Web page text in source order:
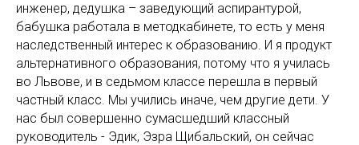
инженер, дедушка – заведующий аспирантурой,
бабушка работала в методкабинете, то есть у меня
наследственный интерес к образованию. И я продукт
альтернативного образования, потому что я училась
во Львове, и в седьмом классе перешла в первый
частный класс. Мы учились иначе, чем другие дети. У
нас был совершенно сумасшедший классный
руководитель - Эдик, Эзра Щибальский, он сейчас